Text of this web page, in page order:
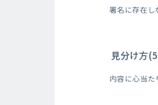
署名に存在し
見分け方
内容に心当た